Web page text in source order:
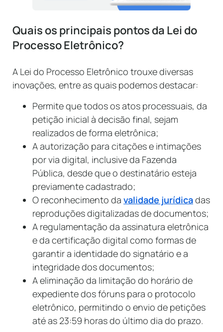
Quais os principais pontos da Lei do
Processo Eletrônico?
A Lei do Processo Eletrônico trouxe diversas
inovações, entre as quais podemos destacar:
Permite que todos os atos processuais, da
petição inicial à decisão final, sejam
realizados de forma eletrônica;
A autorização para citações e intimações
por via digital, inclusive da Fazenda
Pública, desde que o destinatário esteja
previamente cadastrado;
O reconhecimento da validade jurídicadas
reproduções digitalizadas de documentos;
A regulamentação da assinatura eletrônica
e da certificação digital como formas de
garantir a identidade do signatário e a
integridade dos documentos;
A eliminação da limitação do horário de
expediente dos fóruns para o protocolo
eletrônico, permitindo o envio de petições
até as 23:59 horas do último dia do prazo.